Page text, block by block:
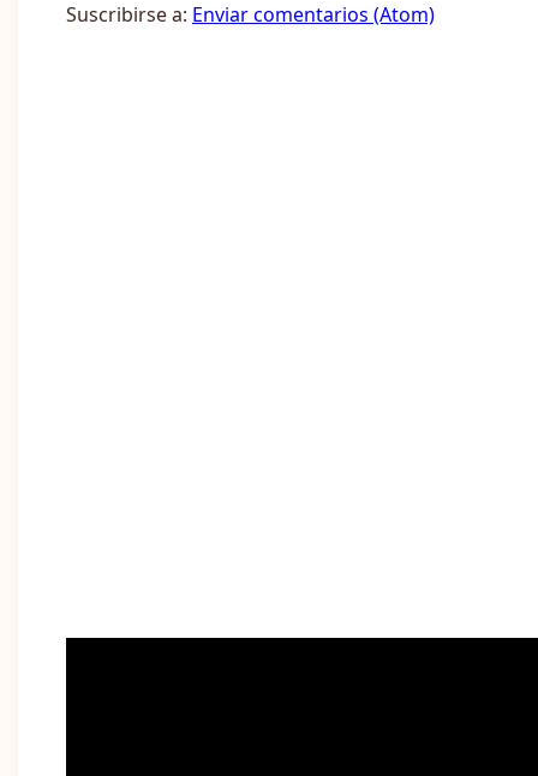
Suscribirse a: Enviar comentarios (Atom)